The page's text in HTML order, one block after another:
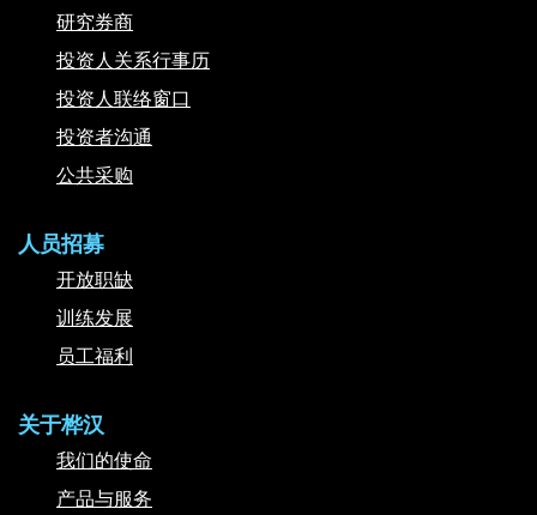
研究券商
投资人关系行事历
投资人联络窗口
投资者沟通
公共采购
人员招募
开放职缺
训练发展
员工福利
关于桦汉
我们的使命
产品与服务